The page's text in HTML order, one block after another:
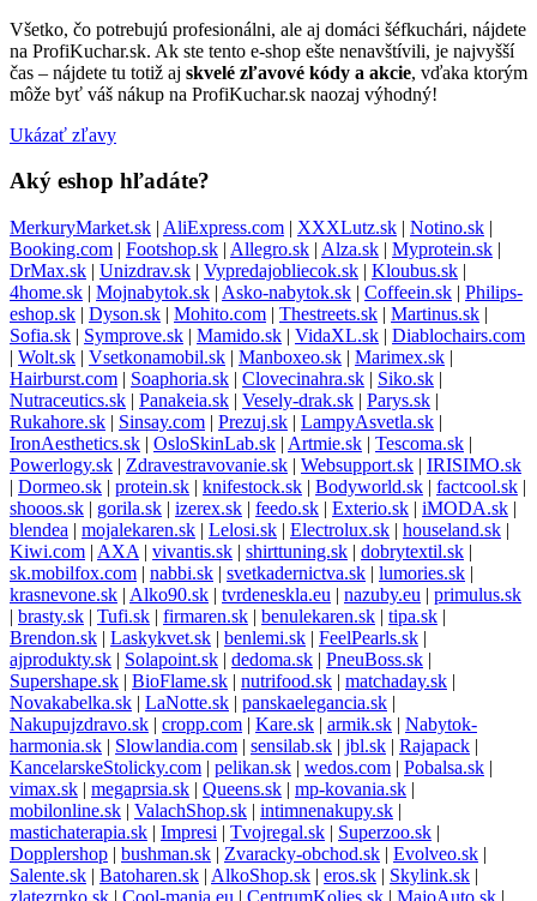
Všetko, čo potrebujú profesionálni, ale aj domáci šéfkuchári, nájdete
na ProfiKuchar.sk. Ak ste tento e-shop ešte nenavštívili, je najvyšší
čas – nájdete tu totiž aj skvelé zľavové kódy a akcie, vďaka ktorým
môže byť váš nákup na ProfiKuchar.sk naozaj výhodný!
Ukázať zľavy
Aký eshop hľadáte?
MerkuryMarket.sk | AliExpress.com | XXXLutz.sk | Notino.sk |
Booking.com | Footshop.sk | Allegro.sk | Alza.sk | Myprotein.sk |
DrMax.sk | Unizdrav.sk | Vypredajobliecok.sk | Kloubus.sk |
4home.sk | Mojnabytok.sk | Asko-nabytok.sk | Coffeein.sk | Philips-
eshop.sk | Dyson.sk | Mohito.com | Thestreets.sk | Martinus.sk |
Sofia.sk | Symprove.sk | Mamido.sk | VidaXL.sk | Diablochairs.com
| Wolt.sk | Vsetkonamobil.sk | Manboxeo.sk | Marimex.sk |
Hairburst.com | Soaphoria.sk | Clovecinahra.sk | Siko.sk |
Nutraceutics.sk | Panakeia.sk | Vesely-drak.sk | Parys.sk |
Rukahore.sk | Sinsay.com | Prezuj.sk | LampyAsvetla.sk |
IronAesthetics.sk | OsloSkinLab.sk | Artmie.sk | Tescoma.sk |
Powerlogy.sk | Zdravestravovanie.sk | Websupport.sk | IRISIMO.sk
| Dormeo.sk | protein.sk | knifestock.sk | Bodyworld.sk | factcool.sk |
shooos.sk | gorila.sk | izerex.sk | feedo.sk | Exterio.sk | iMODA.sk |
blendea | mojalekaren.sk | Lelosi.sk | Electrolux.sk | houseland.sk |
Kiwi.com | AXA | vivantis.sk | shirttuning.sk | dobrytextil.sk |
sk.mobilfox.com | nabbi.sk | svetkadernictva.sk | lumories.sk |
krasnevone.sk | Alko90.sk | tvrdeneskla.eu | nazuby.eu | primulus.sk
| brasty.sk | Tufi.sk | firmaren.sk | benulekaren.sk | tipa.sk |
Brendon.sk | Laskykvet.sk | benlemi.sk | FeelPearls.sk |
ajprodukty.sk | Solapoint.sk | dedoma.sk | PneuBoss.sk |
Supershape.sk | BioFlame.sk | nutrifood.sk | matchaday.sk |
Novakabelka.sk | LaNotte.sk | panskaelegancia.sk |
Nakupujzdravo.sk | cropp.com | Kare.sk | armik.sk | Nabytok-
harmonia.sk | Slowlandia.com | sensilab.sk | jbl.sk | Rajapack |
KancelarskeStolicky.com | pelikan.sk | wedos.com | Pobalsa.sk |
vimax.sk | megaprsia.sk | Queens.sk | mp-kovania.sk |
mobilonline.sk | ValachShop.sk | intimnenakupy.sk |
mastichaterapia.sk | Impresi | Tvojregal.sk | Superzoo.sk |
Dopplershop | bushman.sk | Zvaracky-obchod.sk | Evolveo.sk |
Salente.sk | Batoharen.sk | AlkoShop.sk | eros.sk | Skylink.sk |
zlatezrnko.sk | Cool-mania.eu | CentrumKolies.sk | MajoAuto.sk |